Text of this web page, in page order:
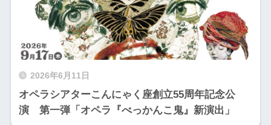
2026年6月11日
オペラシアターこんにゃく座創立55周年記念公
演 第一弾「オペラ『べっかんこ鬼』新演出」